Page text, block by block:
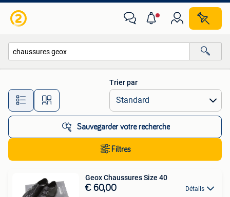
Toutes les distances…
Trier par
Sauvegarder votre recherche
Filtres
Geox Chaussures Size 40
€ 60,00 Détails